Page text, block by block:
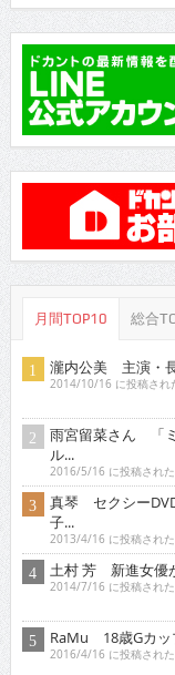
月間TOP10 総合
瀧内公美 主演・
2014/10/16 に投稿され
雨宮留菜さん 「
ル...
2016/5/16 に投稿された
真琴 セクシー
子...
2013/4/16 に投稿された
土村 芳 新進女優
2014/7/16 に投稿された
RaMu 18歳Gカッ
2016/4/16 に投稿された